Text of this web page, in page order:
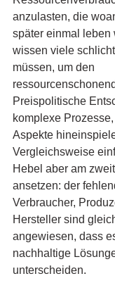
anzulasten, die
später einmal leben
wissen viele
müssen, um den
Preispolitische
komplexe
Aspekte
Vergleichsweise
Hebel aber am
ansetzen: der
Verbraucher,
Hersteller sind
angewiesen, dass
nachhaltige
unterscheiden.